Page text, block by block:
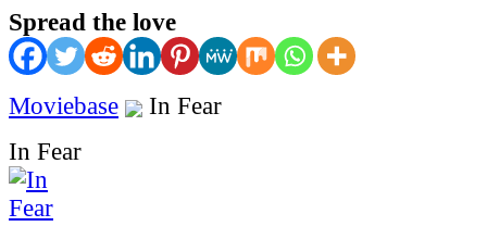
Spread the love
Moviebase
In Fear
In Fear